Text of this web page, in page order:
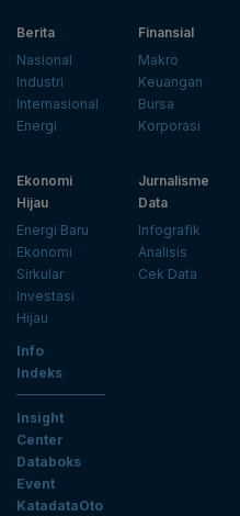
Berita
Nasional
Industri
Internasional
Energi
Finansial
Makro
Keuangan
Bursa
Korporasi
Ekonomi
Hijau
Energi Baru
Ekonomi
Sirkular
Investasi
Hijau
Jurnalisme
Data
Infografik
Analisis
Cek Data
Info
Indeks
Insight
Center
Databoks
Event
KatadataOto